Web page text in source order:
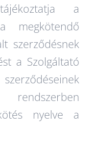
a
megkötendő
szerződésnek
a Szolgáltató
rendszerben
nyelve a